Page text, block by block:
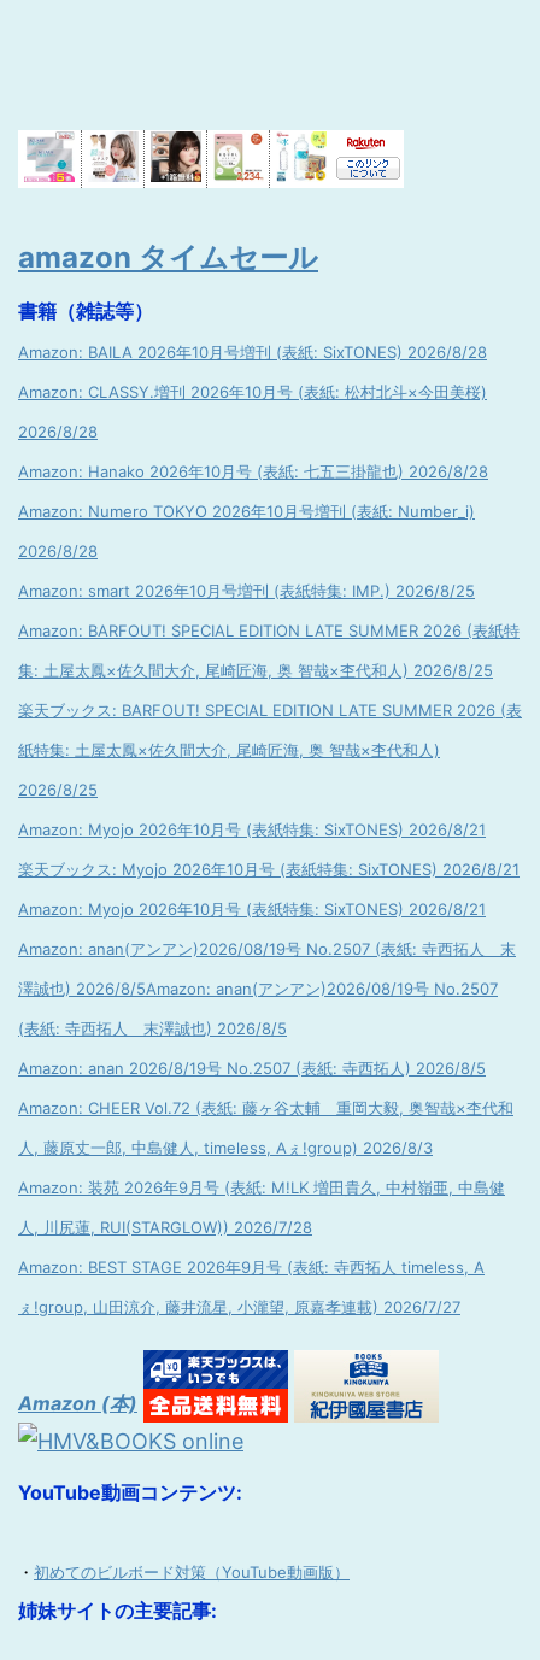
amazon タイムセール
書籍（雑誌等）
Amazon: BAILA 2026年10月号増刊 (表紙: SixTONES) 2026/8/28
Amazon: CLASSY.増刊 2026年10月号 (表紙: 松村北斗×今田美桜)
2026/8/28
Amazon: Hanako 2026年10月号 (表紙: 七五三掛龍也) 2026/8/28
Amazon: Numero TOKYO 2026年10月号増刊 (表紙: Number_i)
2026/8/28
Amazon: smart 2026年10月号増刊 (表紙特集: IMP.) 2026/8/25
Amazon: BARFOUT! SPECIAL EDITION LATE SUMMER 2026 (表紙特
集: 土屋太鳳×佐久間大介, 尾崎匠海, 奥 智哉×杢代和人) 2026/8/25
楽天ブックス: BARFOUT! SPECIAL EDITION LATE SUMMER 2026 (表
紙特集: 土屋太鳳×佐久間大介, 尾崎匠海, 奥 智哉×杢代和人)
2026/8/25
Amazon: Myojo 2026年10月号 (表紙特集: SixTONES) 2026/8/21
楽天ブックス: Myojo 2026年10月号 (表紙特集: SixTONES) 2026/8/21
Amazon: Myojo 2026年10月号 (表紙特集: SixTONES) 2026/8/21
Amazon: anan(アンアン)2026/08/19号 No.2507 (表紙: 寺西拓人 末
澤誠也) 2026/8/5Amazon: anan(アンアン)2026/08/19号 No.2507
(表紙: 寺西拓人 末澤誠也) 2026/8/5
Amazon: anan 2026/8/19号 No.2507 (表紙: 寺西拓人) 2026/8/5
Amazon: CHEER Vol.72 (表紙: 藤ヶ谷太輔 重岡大毅, 奥智哉×杢代和
人, 藤原丈一郎, 中島健人, timeless, Aぇ!group) 2026/8/3
Amazon: 装苑 2026年9月号 (表紙: M!LK 増田貴久, 中村嶺亜, 中島健
人, 川尻蓮, RUI(STARGLOW)) 2026/7/28
Amazon: BEST STAGE 2026年9月号 (表紙: 寺西拓人 timeless, A
ぇ!group, 山田涼介, 藤井流星, 小瀧望, 原嘉孝連載) 2026/7/27
Amazon (本)
YouTube動画コンテンツ:
・ 初めてのビルボード対策（YouTube動画版）
姉妹サイトの主要記事: